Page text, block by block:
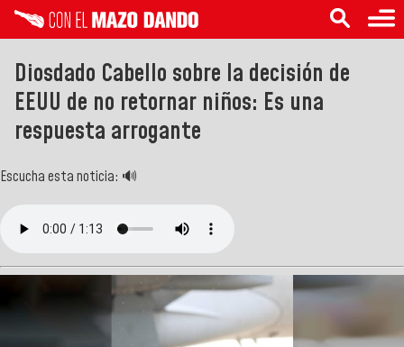
Diosdado Cabello sobre la decisión de
EEUU de no retornar niños: Es una
respuesta arrogante
Escucha esta noticia: 🔊